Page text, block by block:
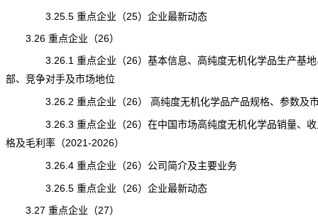
3.25.5 重点企业（25）企业最新动态
3.26 重点企业（26）
3.26.1 重点企业（26）基本信息、高纯度无机化学品生产基地
部、竞争对手及市场地位
3.26.2 重点企业（26） 高纯度无机化学品产品规格、参数及市
3.26.3 重点企业（26）在中国市场高纯度无机化学品销量、收
格及毛利率（2021-2026）
3.26.4 重点企业（26）公司简介及主要业务
3.26.5 重点企业（26）企业最新动态
3.27 重点企业（27）